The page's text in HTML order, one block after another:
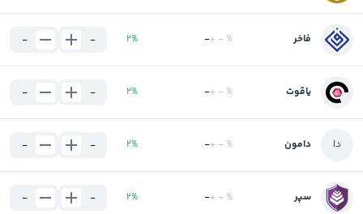
فاخر -+ - %
2%
-
-
یاقوت -+ - %
2%
-
-
دا دامون -+ - %
2%
-
-
سپر -+ - %
2%
-
-